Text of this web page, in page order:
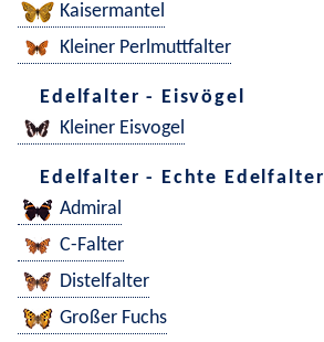
Kaisermantel
Kleiner Perlmuttfalter
Edelfalter - Eisvögel
Kleiner Eisvogel
Edelfalter - Echte Edelfalter
Admiral
C-Falter
Distelfalter
Großer Fuchs